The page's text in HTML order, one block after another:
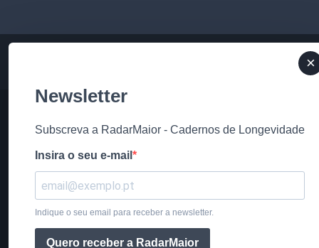
×
Newsletter
Subscreva a RadarMaior - Cadernos de Longevidade
Insira o seu e-mail
Indique o seu email para receber a newsletter.
Quero receber a RadarMaior